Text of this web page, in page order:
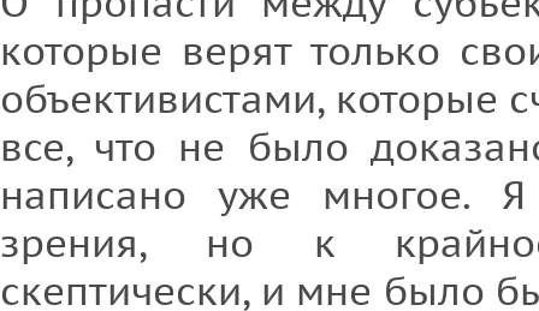
которые верят только
объективистами, которые
все, что не было
написано уже многое.
зрения, но к
скептически, и мне было